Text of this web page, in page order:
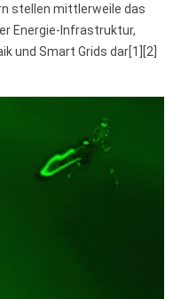
stellen mittlerweile das
Energie-Infrastruktur,
und Smart Grids dar[1][2]